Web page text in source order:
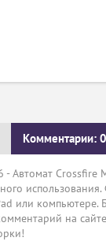
Комментарии: 0
Автомат Crossfire
или
на